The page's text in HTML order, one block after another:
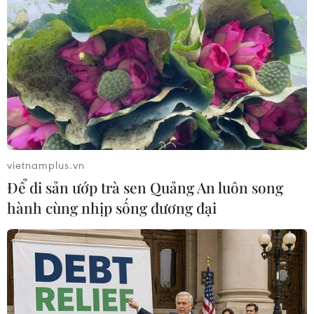
không chịu bàn giao mặt bằng đã khiến tuyến metro số
1 TP.HCM bị chậm tiến độ, nhà thầu Nhật Bản yêu cầu
bồi thường 2,5 tỷ đồng/ngày.
vietnamplus.vn
Để di sản ướp trà sen Quảng An luôn song
hành cùng nhịp sống đương đại